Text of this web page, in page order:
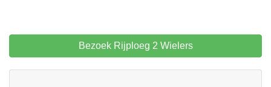
Bezoek Rijploeg 2 Wielers